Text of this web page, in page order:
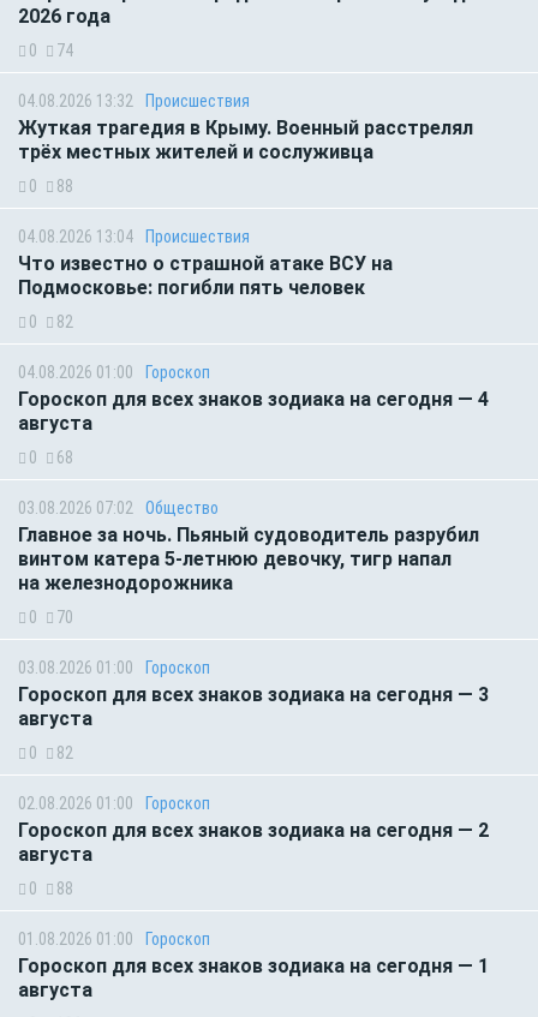
2026 года
0 74
04.08.2026 13:32 Происшествия
Жуткая трагедия в Крыму. Военный расстрелял
трёх местных жителей и сослуживца
0 88
04.08.2026 13:04 Происшествия
Что известно о страшной атаке ВСУ на
Подмосковье: погибли пять человек
0 82
04.08.2026 01:00 Гороскоп
Гороскоп для всех знаков зодиака на сегодня — 4
августа
0 68
03.08.2026 07:02 Общество
Главное за ночь. Пьяный судоводитель разрубил
винтом катера 5-летнюю девочку, тигр напал
на железнодорожника
0 70
03.08.2026 01:00 Гороскоп
Гороскоп для всех знаков зодиака на сегодня — 3
августа
0 82
02.08.2026 01:00 Гороскоп
Гороскоп для всех знаков зодиака на сегодня — 2
августа
0 88
01.08.2026 01:00 Гороскоп
Гороскоп для всех знаков зодиака на сегодня — 1
августа